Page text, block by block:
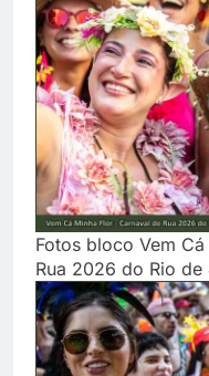
Fotos bloco Vem
Rua 2026 do Rio de